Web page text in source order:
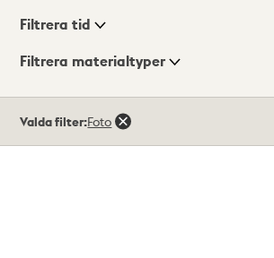
Visningsläge
Filtrera tid
Filtrera materialtyper
träffar
Valda filter:Foto